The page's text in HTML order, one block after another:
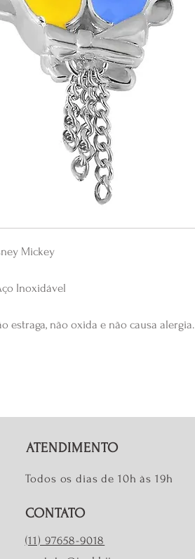
Mickey
Inoxidável
estraga, não oxida e não causa alergia.
ATENDIMENTO
Todos os dias de 10h às 19h
CONTATO
(11) 97658-9018